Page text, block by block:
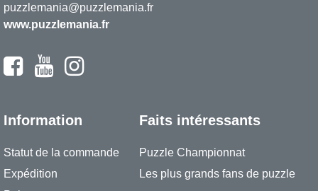
puzzlemania@puzzlemania.fr
www.puzzlemania.fr
Information
Statut de la commande
Expédition
Faits intéressants
Puzzle Championnat
Les plus grands fans de puzzle